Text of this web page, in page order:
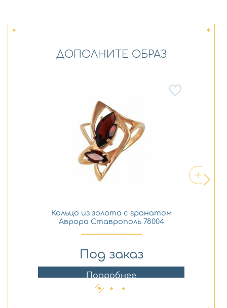
ДОПОЛНИТЕ ОБРАЗ
Кольцо из золота с гранатом
Аврора Ставрополь 78004
Под заказ
Подробнее